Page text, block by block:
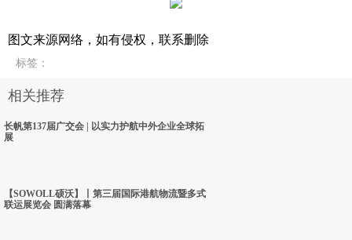
图文来源网络，如有侵权，联系删除
标签 ：
相关推荐
长帆第137届广交会 | 以实力护航中外企业全球拓
展
【SOWOLL硕沃】丨第三届国际港航物流暨多式
联运展览会 圆满落幕